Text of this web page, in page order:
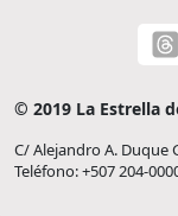
© 2019 La Estrella
C/ Alejandro A. Duque
Teléfono: +507 204-